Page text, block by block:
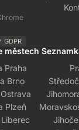
GDPR
městech
Praha
Brno
Plzeň